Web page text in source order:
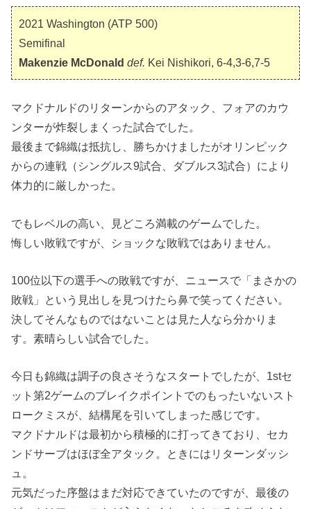
2021 Washington (ATP 500)
Semifinal
Makenzie McDonald def. Kei Nishikori, 6-4,3-6,7-5
マクドナルドのリターンからのアタック、フォアのカウ
ンターが炸裂しまくった試合でした。
最後まで錦織は抵抗し、勝ちかけましたがオリンピック
からの連戦（シングルス9試合、ダブルス3試合）により
体力的に厳しかった。
でもレベルの高い、見どころ満載のゲームでした。
悔しい敗戦ですが、ショックな敗戦ではありません。
100位以下の選手への敗戦ですが、ニュースで「まさかの
敗戦」という見出しを見つけたら鼻で笑ってください。
決してそんなものではないことは見た人なら分かりま
す。素晴らしい試合でした。
今日も錦織は調子の良さそうなスタートでしたが、1stセ
ット第2ゲームのブレイクポイントでのもったいないスト
ロークミスが、結構尾を引いてしまった感じです。
マクドナルドは最初から積極的に打ってきており、セカ
ンドサーブはほぼ全アタック。ときにはリターンダッシ
ュ。
元気だった序盤はまだ対応できていたのですが、最後の